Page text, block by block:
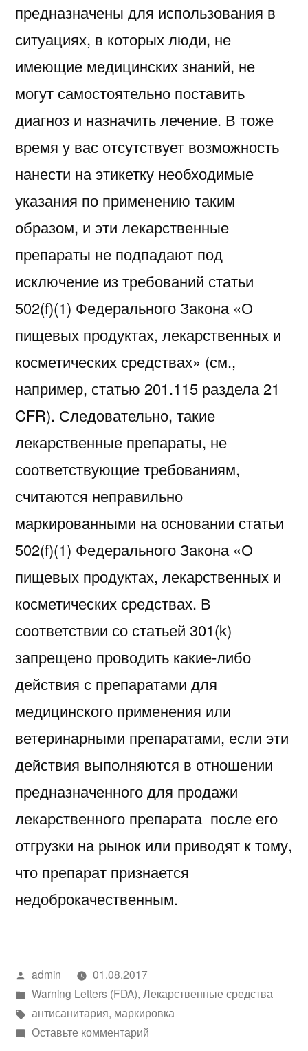
предназначены для использования в
ситуациях, в которых люди, не
имеющие медицинских знаний, не
могут самостоятельно поставить
диагноз и назначить лечение. В тоже
время у вас отсутствует возможность
нанести на этикетку необходимые
указания по применению таким
образом, и эти лекарственные
препараты не подпадают под
исключение из требований статьи
502(f)(1) Федерального Закона «О
пищевых продуктах, лекарственных и
косметических средствах» (см.,
например, статью 201.115 раздела 21
CFR). Следовательно, такие
лекарственные препараты, не
соответствующие требованиям,
считаются неправильно
маркированными на основании статьи
502(f)(1) Федерального Закона «О
пищевых продуктах, лекарственных и
косметических средствах. В
соответствии со статьей 301(k)
запрещено проводить какие-либо
действия с препаратами для
медицинского применения или
ветеринарными препаратами, если эти
действия выполняются в отношении
предназначенного для продажи
лекарственного препарата после его
отгрузки на рынок или приводят к тому,
что препарат признается
недоброкачественным.
Написано
автором
admin
01.08.2017
Написано
в
Warning Letters (FDA), Лекарственные средства
Метки:
антисанитария, маркировка
Оставьте комментарийк